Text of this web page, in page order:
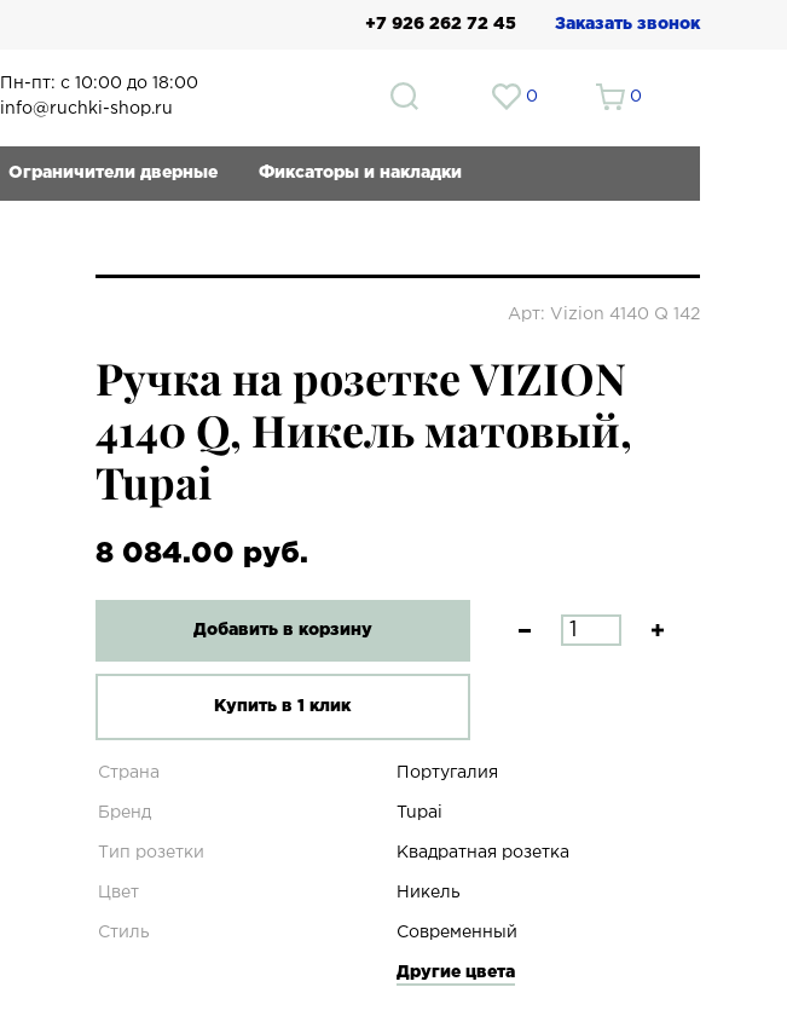
+7 926 262 72 45 Заказать звонок
Пн-пт: с 10:00 до 18:00
info@ruchki-shop.ru
0 0
Ограничители дверные Фиксаторы и накладки
Арт: Vizion 4140 Q 142
Ручка на розетке VIZION
4140 Q, Никель матовый,
Tupai
8 084.00 руб.
Добавить в корзину
Купить в 1 клик
Страна Португалия
Бренд Tupai
Тип розетки Квадратная розетка
Цвет Никель
Стиль Современный
Другие цвета